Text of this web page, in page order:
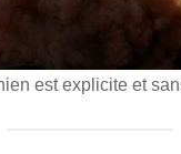
est explicite et